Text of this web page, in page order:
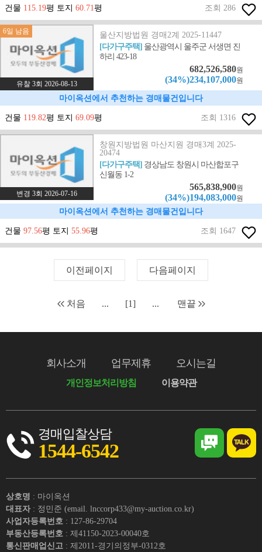
건물 115.19평 토지 60.71평 조회 286
6일 남음
유찰 3회 2026-08-13
울산지방법원 경매2계 2025-11447
[다가구주택] 울산광역시 울주군 서생면 진
하리 423-18
682,526,580원
(34%)234,107,000원
마이옥션에서 추천하는 경매물건입니다
건물 119.82평 토지 69.09평 조회 1316
변경 3회 2026-07-16
창원지방법원 마산지원 경매3계 2025-
20474
[다가구주택] 경상남도 창원시 마산합포구
신월동 1-2
565,838,900원
(34%)194,083,000원
마이옥션에서 추천하는 경매물건입니다
건물 97.56평 토지 55.96평 조회 1647
이전페이지 다음페이지
처음 ... [1] ... 맨끝
회사소개 업무제휴 오시는길
개인정보처리방침 이용약관
경매입찰상담
1544-6542
상호명 : 마이옥션
대표자 : 정민준 (email. lnccorp433@my-auction.co.kr)
사업자등록번호 : 127-86-29704
부동산등록번호 : 제41150-2023-00040호
통신판매업신고 : 제2011-경기의정부-0312호